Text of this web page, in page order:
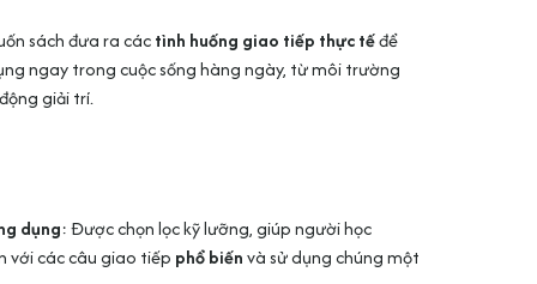
sách đưa ra cáctình huống giao tiếp thực tếđể
ngay trong cuộc sống hàng ngày, từ môi trường
giải trí.
dụng: Được chọn lọc kỹ lưỡng, giúp người học
với các câu giao tiếp phổ biếnvà sử dụng chúng một